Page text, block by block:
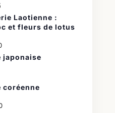
Laotienne :
et fleurs de lotus
japonaise
coréenne